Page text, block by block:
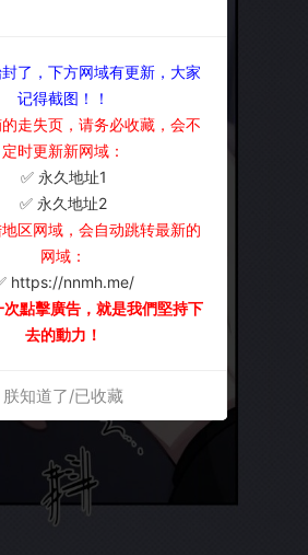
了，下方网域有更新，大家
记得截图！！
走失页，请务必收藏，会不
定时更新新网域：
✅ 永久地址1
✅ 永久地址2
区网域，会自动跳转最新的
网域：
https://nnmh.me/
次點擊廣告，就是我們堅持下
去的動力！
朕知道了/已收藏